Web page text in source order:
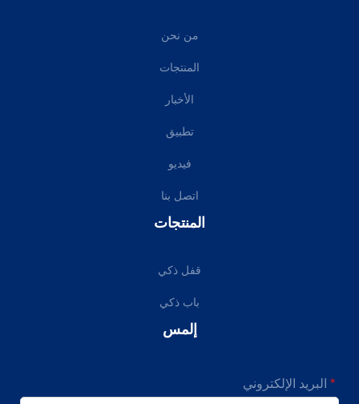
من نحن
المنتجات
الأخبار
تطبيق
فيديو
اتصل بنا
المنتجات
قفل ذكي
باب ذكي
إلمس
البريد الإلكتروني